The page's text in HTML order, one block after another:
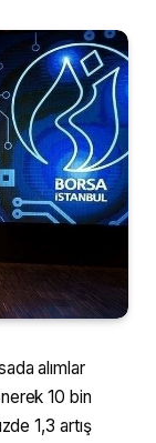
alımlar
10 bin
1,3 artış